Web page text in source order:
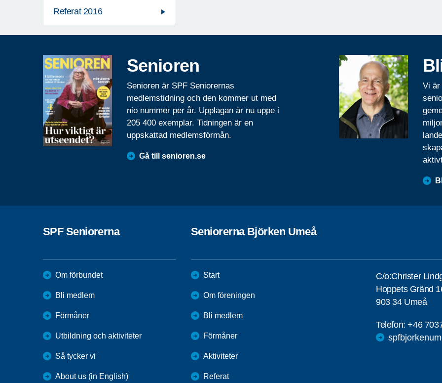
Referat 2016
Senioren
Senioren är SPF Seniorernas
medlemstidning och den kommer ut med
nio nummer per år. Upplagan är nu uppe i
205 400 exemplar. Tidningen är en
uppskattad medlemsförmån.
Gå till senioren.se
Vi är
SPF Seniorerna
Om förbundet
Bli medlem
Förmåner
Utbildning och aktiviteter
Så tycker vi
About us (in English)
Seniorerna Björken Umeå
Start
Om föreningen
Bli medlem
Förmåner
Aktiviteter
Referat
C/o:Christer
Hoppets Gränd
903 34 Umeå
Telefon:+46